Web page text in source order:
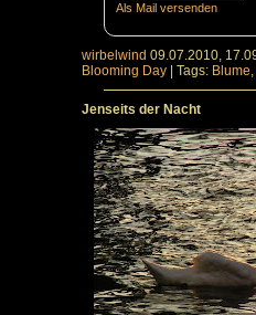
Als Mail versenden
wirbelwind 09.07.2010,
Blooming Day
Tags: Blume,
Jenseits der Nacht